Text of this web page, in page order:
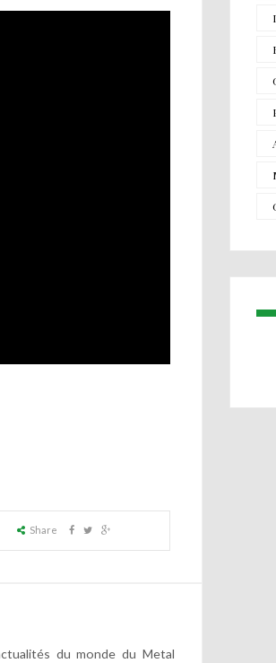
Share
du monde du Metal